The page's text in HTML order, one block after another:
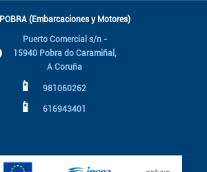
POBRA (Embarcaciones y Motores)
Puerto Comercial s/n -
15940 Pobra do Caramiñal,
A Coruña
📱 981060262
📱 616943401